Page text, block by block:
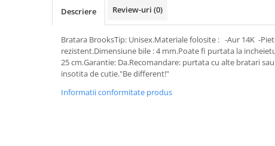
Descriere Review-uri (0)
Bratara BrooksTip: Unisex.Materiale folosite : -Aur 14K -
rezistent.Dimensiune bile : 4 mm.Poate fi purtata la
25 cm.Garantie: Da.Recomandare: purtata cu alte bratari
insotita de cutie."Be different!"
Informatii conformitate produs